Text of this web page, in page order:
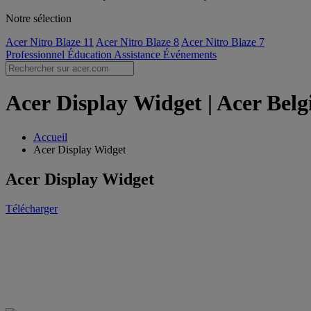
Notre sélection
Acer Nitro Blaze 11 Acer Nitro Blaze 8 Acer Nitro Blaze 7
Professionnel Éducation Assistance Événements
Acer Display Widget | Acer
Accueil
Acer Display Widget
Acer Display Widget
Télécharger